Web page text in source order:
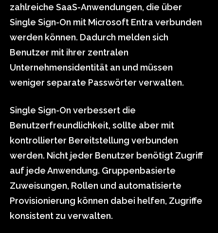
zahlreiche SaaS-Anwendungen, die über
Single Sign-On mit Microsoft Entra verbunden
werden können. Dadurch melden sich
Benutzer mit ihrer zentralen
Unternehmensidentität an und müssen
weniger separate Passwörter verwalten.
Single Sign-On verbessert die
Benutzerfreundlichkeit, sollte aber mit
kontrollierter Bereitstellung verbunden
werden. Nicht jeder Benutzer benötigt Zugriff
auf jede Anwendung. Gruppenbasierte
Zuweisungen, Rollen und automatisierte
Provisionierung können dabei helfen, Zugriffe
konsistent zu verwalten.